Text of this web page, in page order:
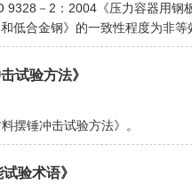
9328－2：2004《压力容器用
低合金钢》的一致性程度为非等
试验方法》
摆锤冲击试验方法》。
验术语》